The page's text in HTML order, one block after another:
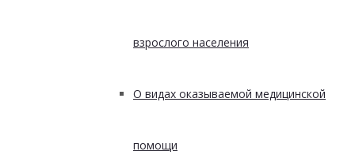
взрослого населения
О видах оказываемой медицинской
помощи